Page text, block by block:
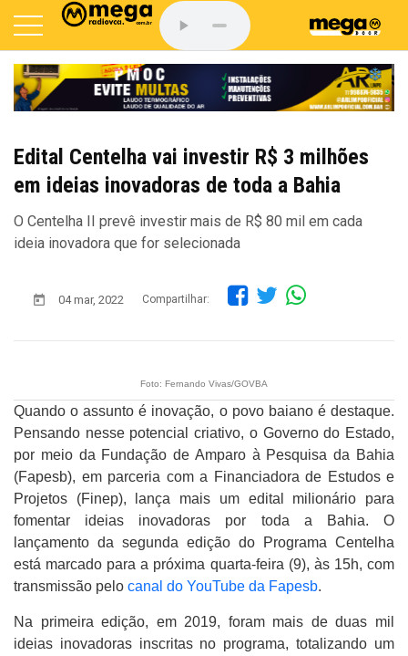
Edital Centelha vai investir R$ 3 milhões
em ideias inovadoras de toda a Bahia
O Centelha II prevê investir mais de R$ 80 mil em cada
ideia inovadora que for selecionada
04 mar, 2022 Compartilhar:
Foto: Fernando Vivas/GOVBA
Quando o assunto é inovação, o povo baiano é destaque.
Pensando nesse potencial criativo, o Governo do Estado,
por meio da Fundação de Amparo à Pesquisa da Bahia
(Fapesb), em parceria com a Financiadora de Estudos e
Projetos (Finep), lança mais um edital milionário para
fomentar ideias inovadoras por toda a Bahia. O
lançamento da segunda edição do Programa Centelha
está marcado para a próxima quarta-feira (9), às 15h, com
transmissão pelo canal do YouTube da Fapesb.
Na primeira edição, em 2019, foram mais de duas mil
ideias inovadoras inscritas no programa, totalizando um